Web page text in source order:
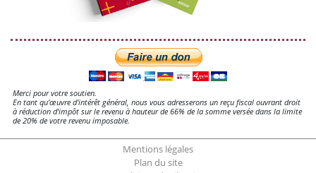
Merci pour votre soutien.
En tant qu'œuvre d'intérêt général, nous vous adresserons un reçu fiscal ouvrant droit
à réduction d'impôt sur le revenu à hauteur de 66% de la somme versée dans la limite
de 20% de votre revenu imposable.
Mentions légales
Plan du site